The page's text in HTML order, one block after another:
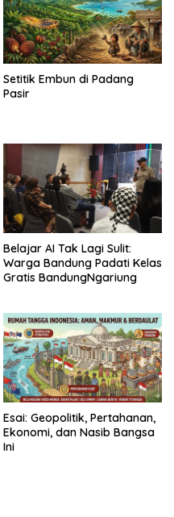
Setitik Embun di Padang
Pasir
Belajar AI Tak Lagi Sulit:
Warga Bandung Padati Kelas
Gratis BandungNgariung
Esai: Geopolitik, Pertahanan,
Ekonomi, dan Nasib Bangsa
Ini